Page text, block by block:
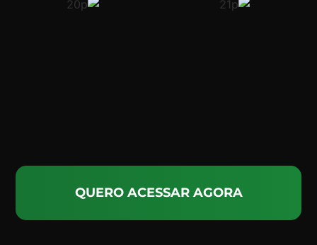
QUERO ACESSAR AGORA